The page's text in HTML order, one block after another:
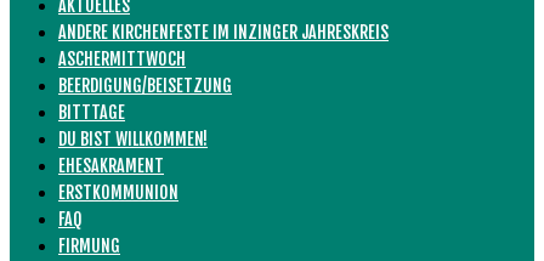
AKTUELLES
ANDERE KIRCHENFESTE IM INZINGER JAHRESKREIS
ASCHERMITTWOCH
BEERDIGUNG/BEISETZUNG
BITTTAGE
DU BIST WILLKOMMEN!
EHESAKRAMENT
ERSTKOMMUNION
FAQ
FIRMUNG